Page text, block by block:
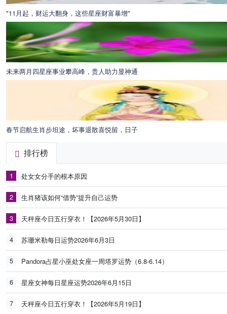
"11月起，财运大翻身，这些星座财富暴增"
未来两月四星座事业攀高峰，贵人助力显神通
春节启航生肖步坦途，坏事退散喜悦留，日子
排行榜
1 处女女分手的根本原因
2 生肖猪该如何“借势”提升自己运势
3 天秤座今日五行穿衣！【2026年5月30日】
4 苏珊米勒每日运势2026年6月3日
5 Pandora占星小巫处女座一周塔罗运势（6.8-6.14）
6 星座女神每日星座运势2026年6月15日
7 天秤座今日五行穿衣！【2026年5月19日】